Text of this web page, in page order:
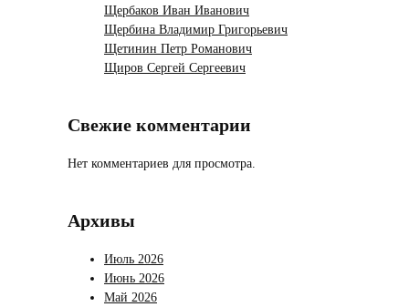
Щербаков Иван Иванович
Щербина Владимир Григорьевич
Щетинин Петр Романович
Щиров Сергей Сергеевич
Свежие комментарии
Нет комментариев для просмотра.
Архивы
Июль 2026
Июнь 2026
Май 2026